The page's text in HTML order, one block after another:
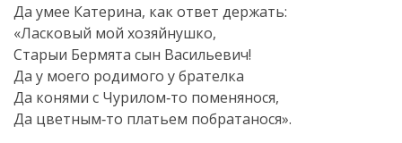
Да умее Катерина, как ответ держать:
«Ласковый мой хозяйнушко,
Старыи Бермята сын Васильевич!
Да у моего родимого у брателка
Да конями с Чурилом‑то поменянося,
Да цветным‑то платьем побратанося».